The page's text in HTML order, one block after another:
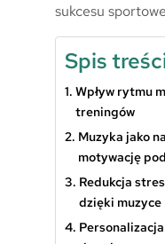
sukcesu
Spis
Wpływ rytmu
treningów
Muzyka jako
motywację
Redukcja
dzięki muzyce